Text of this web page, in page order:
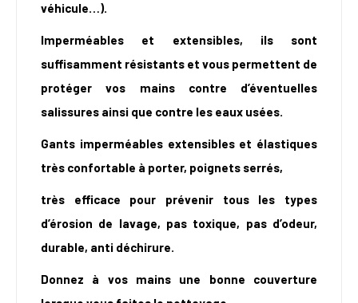
véhicule…).
Imperméables et extensibles, ils sont
suffisamment résistants et vous permettent de
protéger vos mains contre d’éventuelles
salissures ainsi que contre les eaux usées.
Gants imperméables extensibles et élastiques
très confortable à porter, poignets serrés,
très efficace pour prévenir tous les types
d’érosion de lavage, pas toxique, pas d’odeur,
durable, anti déchirure.
Donnez à vos mains une bonne couverture